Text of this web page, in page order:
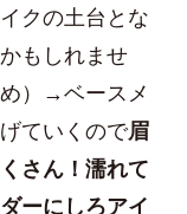
クの土台とな
もしれませ
）→ベースメ
ていくので眉
さん！濡れて
ーにしろアイ